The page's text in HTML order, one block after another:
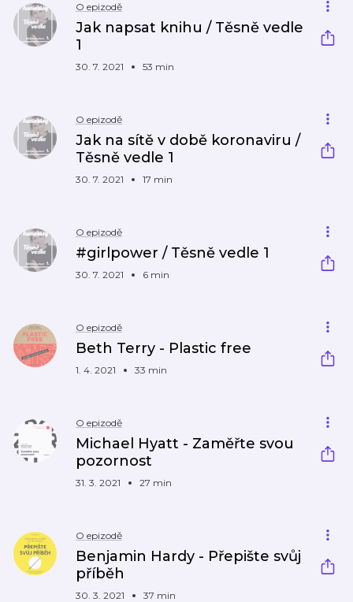
O epizodě
Jak napsat knihu / Těsně vedle
1
30. 7. 2021 53 min
O epizodě
Jak na sítě v době koronaviru /
Těsně vedle 1
30. 7. 2021 17 min
O epizodě
#girlpower / Těsně vedle 1
30. 7. 2021 6 min
O epizodě
Beth Terry - Plastic free
1. 4. 2021 33 min
O epizodě
Michael Hyatt - Zaměřte svou
pozornost
31. 3. 2021 27 min
O epizodě
Benjamin Hardy - Přepište svůj
příběh
30. 3. 2021 37 min